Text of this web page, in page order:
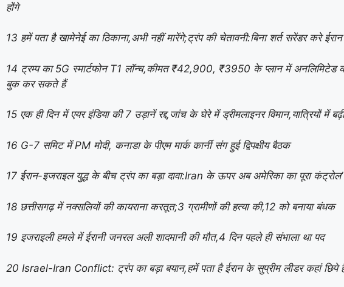
होंगे
13 हमें पता है खामेनेई का ठिकाना,अभी नहीं मारेंगे;ट्रंप की चेतावनी:बिना शर्त सरेंडर करे ईरान
14 ट्रम्प का 5G स्मार्टफोन T1 लॉन्च,कीमत ₹42,900, ₹3950 के प्लान में अनलिमिटेड
बुक कर सकते हैं
15 एक ही दिन में एयर इंडिया की 7 उड़ानें रद्द,जांच के घेरे में ड्रीमलाइनर विमान,यात्रियों में
16 G-7 समिट में PM मोदी, कनाडा के पीएम मार्क कार्नी संग हुई द्विपक्षीय बैठक
17 ईरान-इजराइल युद्ध के बीच ट्रंप का बड़ा दावा:Iran के ऊपर अब अमेरिका का पूरा कंट्रोल’
18 छत्तीसगढ़ में नक्सलियों की कायराना करतूत;3 ग्रामीणों की हत्या की,12 को बनाया बंधक
19 इजराइली हमले में ईरानी जनरल अली शादमानी की मौत,4 दिन पहले ही संभाला था पद
20 Israel-Iran Conflict: ट्रंप का बड़ा बयान,हमें पता है ईरान के सुप्रीम लीडर कहां छिपे